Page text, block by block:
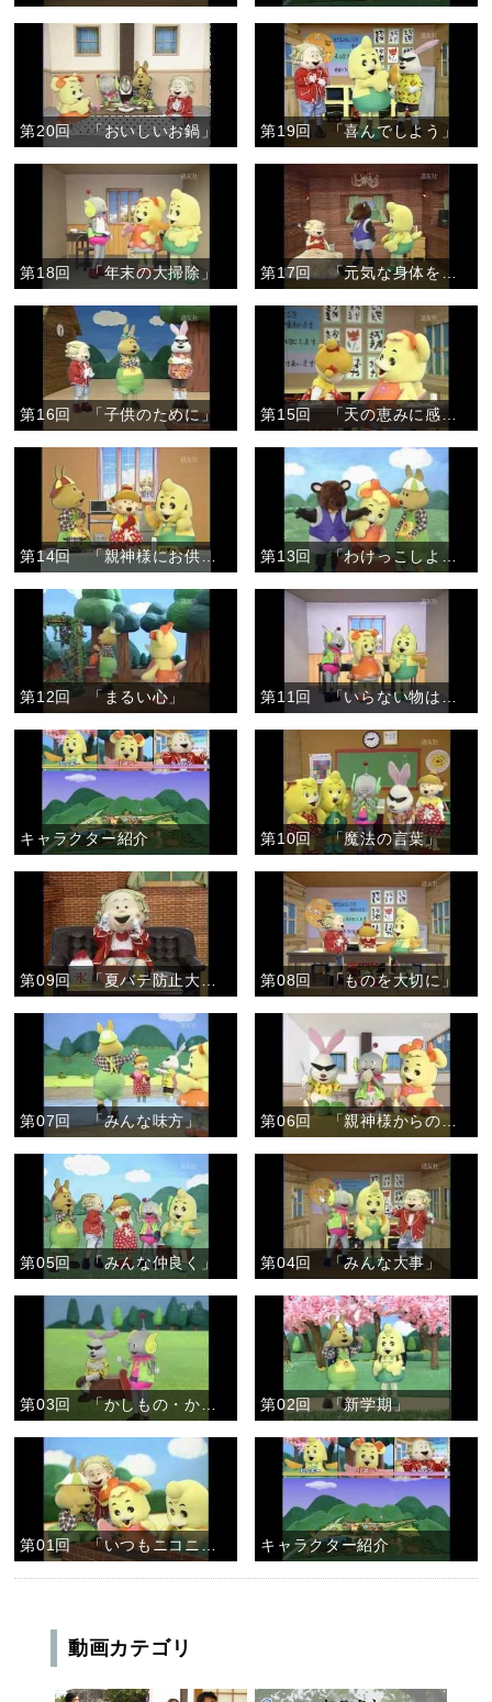
第20回 「おいしいお鍋」 第19回 「喜んでしよう」
第18回 「年末の大掃除」 第17回 「元気な身体をありがとう」
第16回 「子供のために」
第14回 「親神様にお供え」
第12回 「まるい心」 第11回 「いらない物は・・・」
キャラクター紹介 第10回 「魔法の言葉」
第08回 「ものを大切に」
第07回 「みんな味方」 第06回 「親神様からのおあたえ」
第05回 「みんな仲良く」 第04回 「みんな大事」
第02回 「新学期」
第01回 「いつもニコニコ」 キャラクター紹介
動画カテゴリ